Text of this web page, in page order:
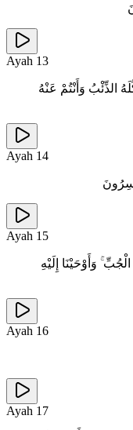
Ayah 13
الذِّئْبُ وَأَنْتُمْ عَنْهُ
Ayah 14
Ayah 15
وَأَوْحَيْنَا إِلَيْهِ
Ayah 16
Ayah 17